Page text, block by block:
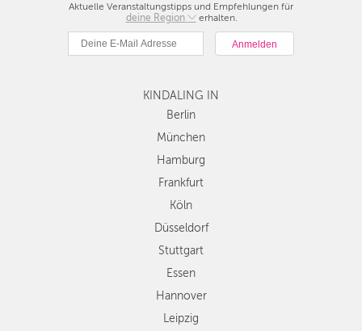
Aktuelle Veranstaltungstipps und Empfehlungen für
deine Region
Berlin
München
Hamburg
Köln
Düsseldorf
Stuttgart
Essen
Dresden
Nürnberg
Wien
Zürich
Andere
Regionen
erhalten.
KINDALING IN
Berlin
München
Hamburg
Frankfurt
Köln
Düsseldorf
Stuttgart
Essen
Hannover
Leipzig